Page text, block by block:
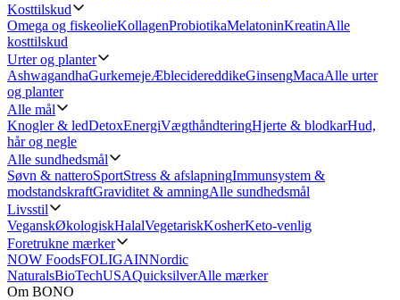
Kosttilskud
Omega og fiskeolieKollagenProbiotikaMelatoninKreatinAlle
kosttilskud
Urter og planter
AshwagandhaGurkemejeÆblecidereddikeGinsengMacaAlle urter
og planter
Alle mål
Knogler & ledDetoxEnergiVægthåndteringHjerte & blodkarHud,
hår og negle
Alle sundhedsmål
Søvn & natteroSportStress & afslapningImmunsystem &
modstandskraftGraviditet & amningAlle sundhedsmål
Livsstil
VeganskØkologiskHalalVegetariskKosherKeto-venlig
Foretrukne mærker
NOW FoodsFOLIGAINNordic
NaturalsBioTechUSAQuicksilverAlle mærker
Om BONO